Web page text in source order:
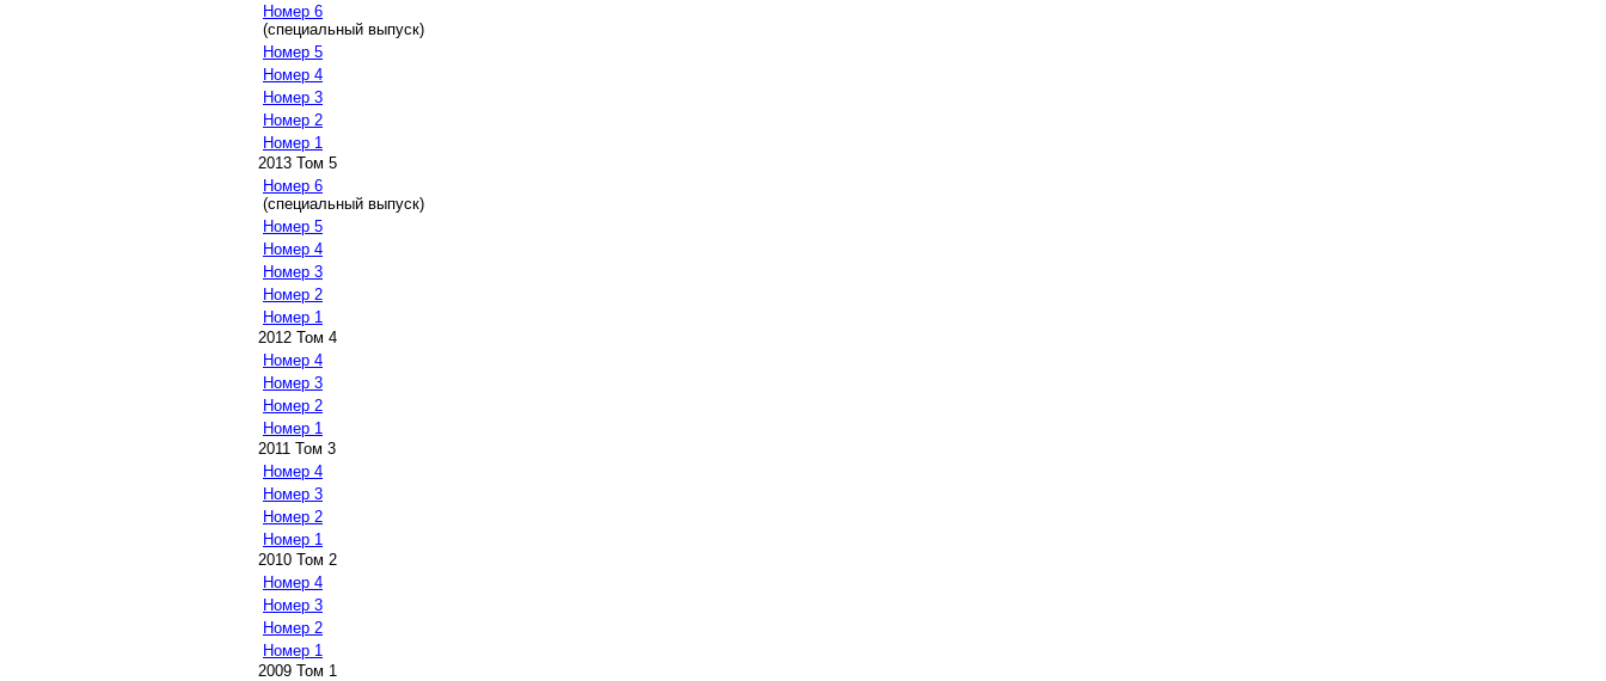
Номер 6
(специальный выпуск)
Номер 5
Номер 4
Номер 3
Номер 2
Номер 1
2013 Том 5
Номер 6
(специальный выпуск)
Номер 5
Номер 4
Номер 3
Номер 2
Номер 1
2012 Том 4
Номер 4
Номер 3
Номер 2
Номер 1
2011 Том 3
Номер 4
Номер 3
Номер 2
Номер 1
2010 Том 2
Номер 4
Номер 3
Номер 2
Номер 1
2009 Том 1